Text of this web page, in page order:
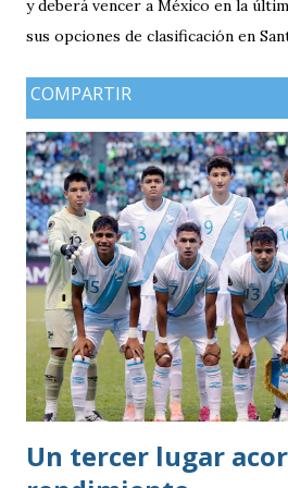
y deberá vencer a México en la
sus opciones de clasificación en
COMPARTIR
Un tercer lugar